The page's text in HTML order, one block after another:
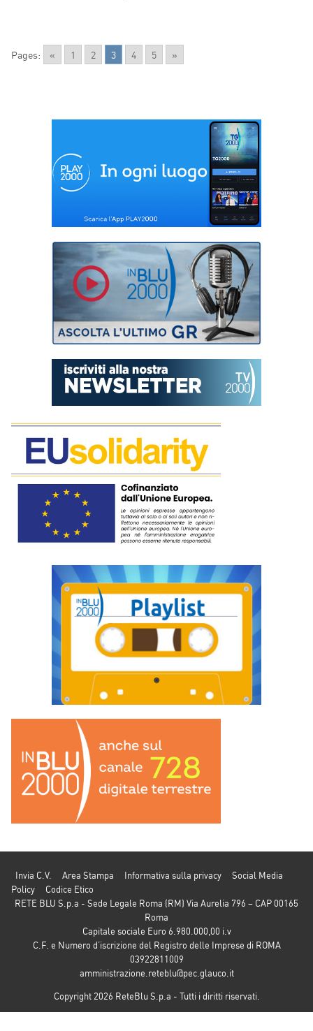
Pages: « 1 2 3 4 5 »
Invia C.V. Area Stampa Informativa sulla privacy
Social Media
Policy
Codice Etico
RETE BLU S.p.a - Sede Legale Roma (RM) Via Aurelia 796 – CAP 00165
Roma
Capitale sociale Euro 6.980.000,00 i.v
C.F. e Numero d’iscrizione del Registro delle Imprese di ROMA
03922811009
amministrazione.reteblu@pec.glauco.it
Copyright 2026 ReteBlu S.p.a - Tutti i diritti riservati.